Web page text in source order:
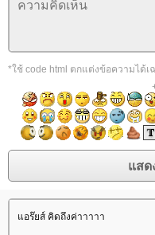
*ใช้ code html ตกแต่งข้อความได้เ
อร๊ยส์ คิดถึงค่าาาาา